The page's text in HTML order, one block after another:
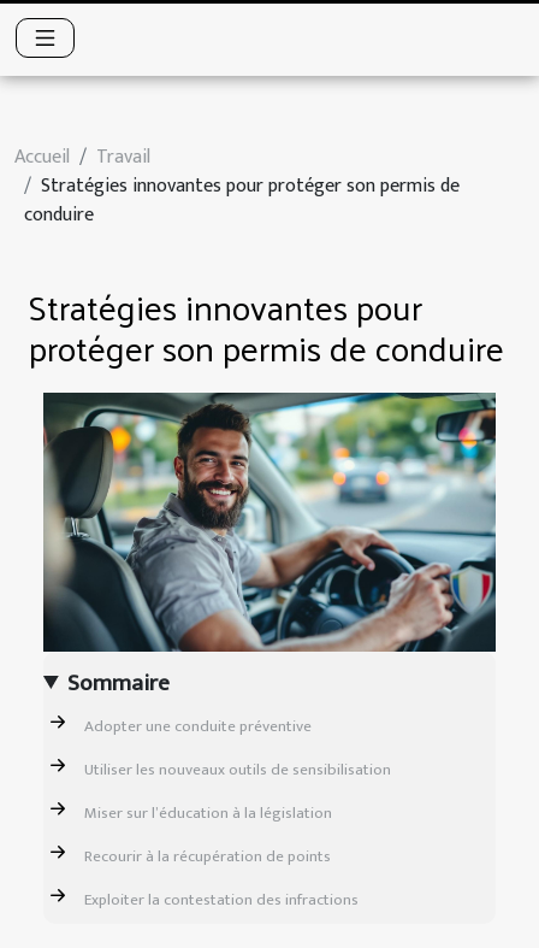
Accueil
Travail
Stratégies innovantes pour protéger son permis de
conduire
Stratégies innovantes pour
protéger son permis de conduire
Sommaire
Adopter une conduite préventive
Utiliser les nouveaux outils de sensibilisation
Miser sur l’éducation à la législation
Recourir à la récupération de points
Exploiter la contestation des infractions